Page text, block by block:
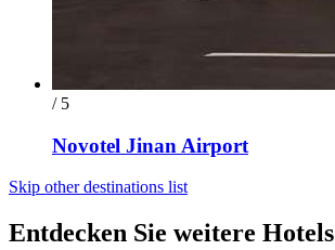
/ 5
Novotel Jinan Airport
Skip other destinations list
Entdecken Sie weitere Hotels